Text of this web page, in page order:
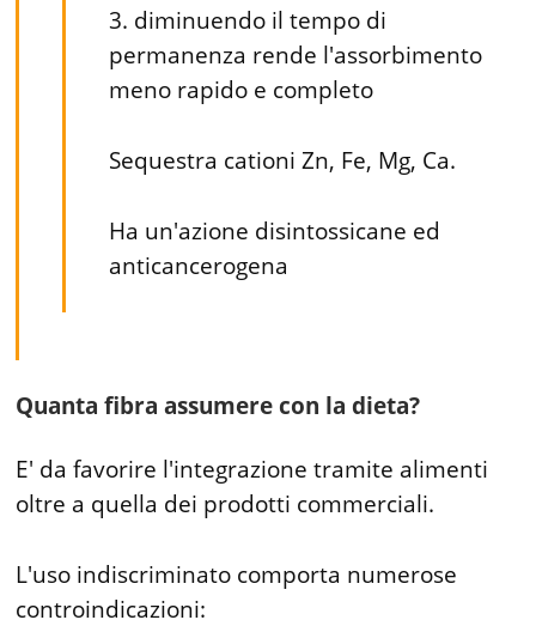
3. diminuendo il tempo di
permanenza rende l'assorbimento
meno rapido e completo
Sequestra cationi Zn, Fe, Mg, Ca.
Ha un'azione disintossicane ed
anticancerogena
Quanta fibra assumere con la dieta?
E' da favorire l'integrazione tramite alimenti
oltre a quella dei prodotti commerciali.
L'uso indiscriminato comporta numerose
controindicazioni: